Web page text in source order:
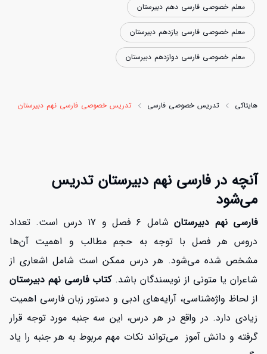
معلم خصوصی فارسی دهم دبیرستان
معلم خصوصی فارسی یازدهم دبیرستان
معلم خصوصی فارسی دوازدهم دبیرستان
هایتاکی تدریس خصوصی فارسی تدریس خصوصی فارسی نهم دبیرستان
آنچه در فارسی نهم دبیرستان تدریس
می‌شود
فارسی نهم دبیرستان
شامل ۶ فصل و ۱۷ درس است. تعداد
دروس هر فصل با توجه به حجم مطالب و اهمیت آن‌ها
مشخص شده می‌شود. هر درس ممکن است شامل اشعاری از
شاعران یا متونی از نویسندگان باشد.کتاب فارسی نهم دبیرستان
از لحاظ واژه‌شناسی، آرایه‌های ادبی و دستور زبان فارسی اهمیت
زیادی دارد. در واقع در هر درس، این سه جنبه مورد توجه قرار
گرفته و دانش آموز می‌تواند نکات مهم مربوط به هر جنبه را یاد